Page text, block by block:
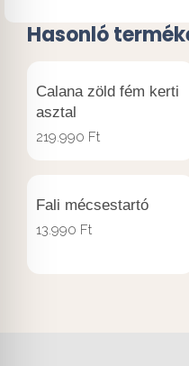
Hasonló
Calana zöld fém kerti
asztal
219.990 Ft
Fali mécsestartó
13.990 Ft